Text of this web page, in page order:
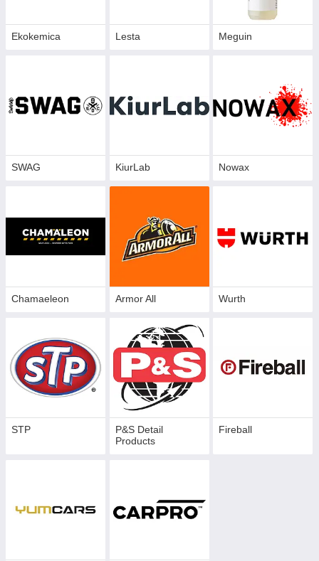
Ekokemica Lesta Meguin
SWAG KiurLab Nowax
Chamaeleon Armor All Wurth
STP
P&S Detail
Products
Fireball